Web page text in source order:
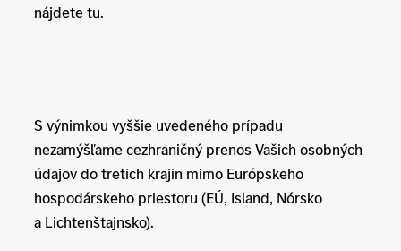
nájdete tu.
S výnimkou vyššie uvedeného prípadu
nezamýšľame cezhraničný prenos Vašich osobných
údajov do tretích krajín mimo Európskeho
hospodárskeho priestoru (EÚ, Island, Nórsko
a Lichtenštajnsko).